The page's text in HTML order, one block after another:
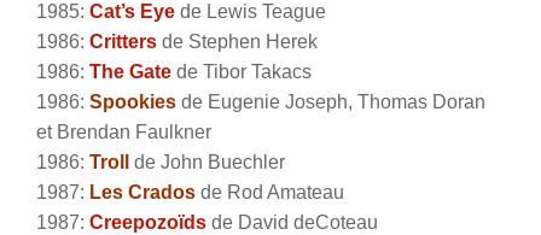
1985: Cat’s Eye de Lewis Teague
1986: Critters de Stephen Herek
1986: The Gate de Tibor Takacs
1986: Spookies de Eugenie Joseph, Thomas Doran
et Brendan Faulkner
1986: Troll
de John Buechler
1987: Les Crados de Rod Amateau
1987: Creepozoïds de David deCoteau